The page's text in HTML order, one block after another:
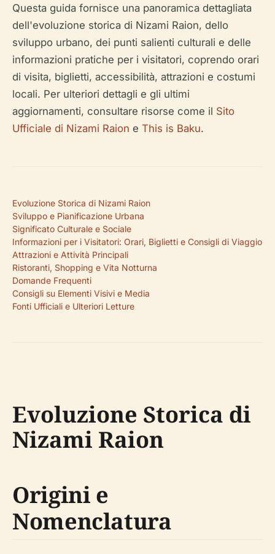
Questa guida fornisce una panoramica dettagliata
dell'evoluzione storica di Nizami Raion, dello
sviluppo urbano, dei punti salienti culturali e delle
informazioni pratiche per i visitatori, coprendo orari
di visita, biglietti, accessibilità, attrazioni e costumi
locali. Per ulteriori dettagli e gli ultimi
aggiornamenti, consultare risorse come il Sito
Ufficiale di Nizami Raion e This is Baku.
Evoluzione Storica di Nizami Raion
Sviluppo e Pianificazione Urbana
Significato Culturale e Sociale
Informazioni per i Visitatori: Orari, Biglietti e Consigli di Viaggio
Attrazioni e Attività Principali
Ristoranti, Shopping e Vita Notturna
Domande Frequenti
Consigli su Elementi Visivi e Media
Fonti Ufficiali e Ulteriori Letture
Evoluzione Storica di
Nizami Raion
Origini e
Nomenclatura